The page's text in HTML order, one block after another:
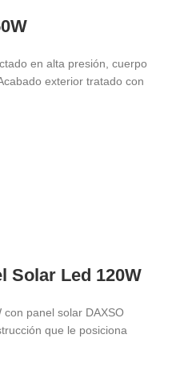
en alta presión, cuerpo
exterior tratado con
Solar Led 120W
panel solar DAXSO
que le posiciona